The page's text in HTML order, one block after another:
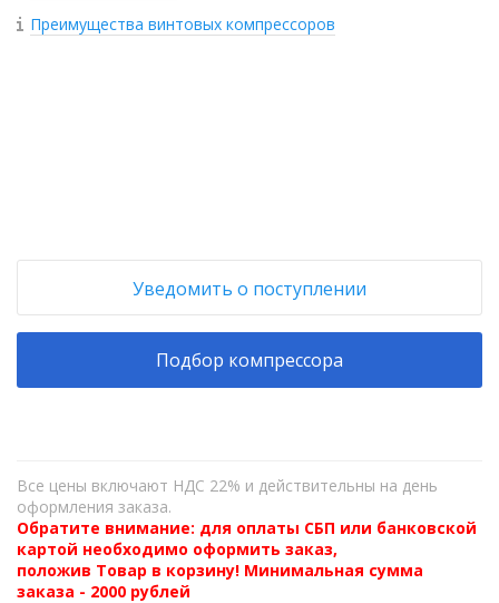
Преимущества винтовых компрессоров
Уведомить о поступлении
Подбор компрессора
Все цены включают НДС 22% и действительны на день
оформления заказа.
Обратите внимание: для оплаты СБП или банковской
картой необходимо оформить заказ,
положив Товар в корзину! Минимальная сумма
заказа - 2000 рублей